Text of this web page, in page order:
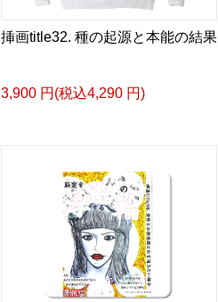
挿画title32. 種の起源と本能の結果
3,900 円(税込4,290 円)